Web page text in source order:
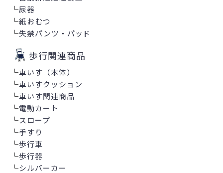
└尿器
└紙おむつ
└失禁パンツ・パッド
歩行関連商品
└車いす（本体）
└車いすクッション
└車いす関連商品
└電動カート
└スロープ
└手すり
└歩行車
└歩行器
└シルバーカー